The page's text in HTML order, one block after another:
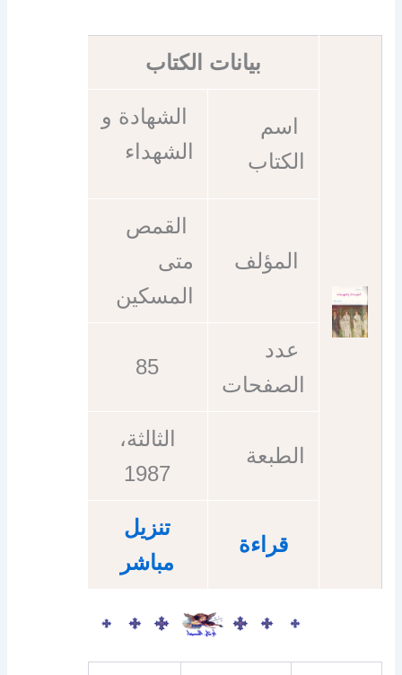
بيانات الكتاب
اسم
الكتاب
الشهادة و
الشهداء
المؤلف
القمص
متى
المسكين
عدد
الصفحات
85
الطبعة
الثالثة،
1987
قراءة
تنزيل
مباشر